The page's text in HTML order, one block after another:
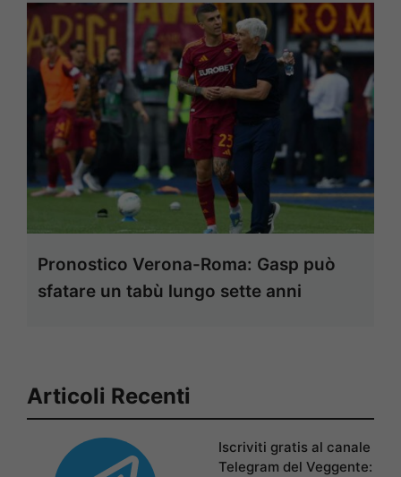
Pronostico Verona-Roma: Gasp può
sfatare un tabù lungo sette anni
Articoli Recenti
Iscriviti gratis al canale
Telegram del Veggente: